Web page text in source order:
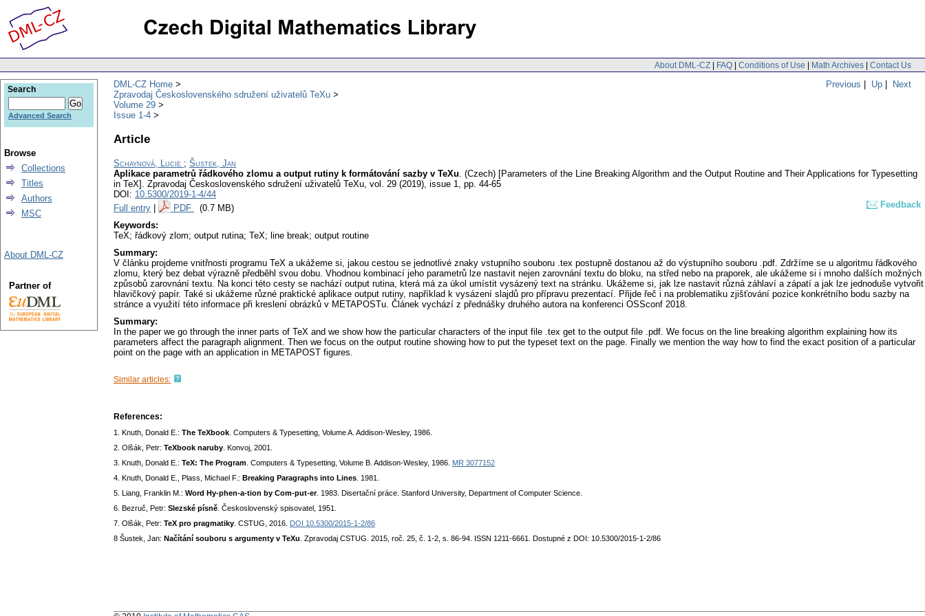
About DML-CZ | FAQ | Conditions of Use | Math Archives | Contact Us
Previous | Up | Next
DML-CZ Home
Zpravodaj Československého sdružení uživatelů TeXu
Volume 29
Issue 1-4
Article
Schaynová, Lucie ; Šustek, Jan
Aplikace parametrů řádkového zlomu a output rutiny k formátování sazby v TeXu. (Czech) [Parameters of the Line Breaking Algorithm and the Output Routine and Their Applications for Typesetting
in TeX]. Zpravodaj Československého sdružení uživatelů TeXu, vol. 29 (2019), issue 1, pp. 44-65
DOI: 10.5300/2019-1-4/44
Full entry
PDF (0.7 MB)
Feedback
Keywords:
TeX; řádkový zlom; output rutina; TeX; line break; output routine
Summary:
V článku projdeme vnitřnosti programu TeX a ukážeme si, jakou cestou se jednotlivé znaky vstupního souboru .tex postupně dostanou až do výstupního souboru .pdf. Zdržíme se u algoritmu řádkového
zlomu, který bez debat výrazně předběhl svou dobu. Vhodnou kombinací jeho parametrů lze nastavit nejen zarovnání textu do bloku, na střed nebo na praporek, ale ukážeme si i mnoho dalších možných
způsobů zarovnání textu. Na konci této cesty se nachází output rutina, která má za úkol umístit vysázený text na stránku. Ukážeme si, jak lze nastavit různá záhlaví a zápatí a jak lze jednoduše vytvořit
hlavičkový papír. Také si ukážeme různé praktické aplikace output rutiny, například k vysázení slajdů pro přípravu prezentací. Přijde řeč i na problematiku zjišťování pozice konkrétního bodu sazby na
stránce a využití této informace při kreslení obrázků v METAPOSTu. Článek vychází z přednášky druhého autora na konferenci OSSconf 2018.
Summary:
In the paper we go through the inner parts of TeX and we show how the particular characters of the input file .tex get to the output file .pdf. We focus on the line breaking algorithm explaining how its
parameters affect the paragraph alignment. Then we focus on the output routine showing how to put the typeset text on the page. Finally we mention the way how to find the exact position of a particular
point on the page with an application in METAPOST figures.
Similar articles:
References:
1. Knuth, Donald E.: The TeXbook . Computers & Typesetting, Volume A. Addison-Wesley, 1986.
2. Olšák, Petr: TeXbook naruby . Konvoj, 2001.
3. Knuth, Donald E.: TeX: The Program . Computers & Typesetting, Volume B. Addison-Wesley, 1986. MR 3077152
4. Knuth, Donald E., Plass, Michael F.: Breaking Paragraphs into Lines . 1981.
5. Liang, Franklin M.: Word Hy-phen-a-tion by Com-put-er. 1983. Disertační práce. Stanford University, Department of Computer Science.
6. Bezruč, Petr: Slezské písně . Československý spisovatel, 1951.
7. Olšák, Petr: TeX pro pragmatiky . CSTUG, 2016.
DOI 10.5300/2015-1-2/86
8 Šustek, Jan: Načítání souboru s argumenty v TeXu . Zpravodaj CSTUG. 2015, roč. 25, č. 1-2, s. 86-94. ISSN 1211-6661. Dostupné z DOI: 10.5300/2015-1-2/86
Search
Advanced Search
Browse
Collections
Titles
Authors
MSC
About DML-CZ
Partner of